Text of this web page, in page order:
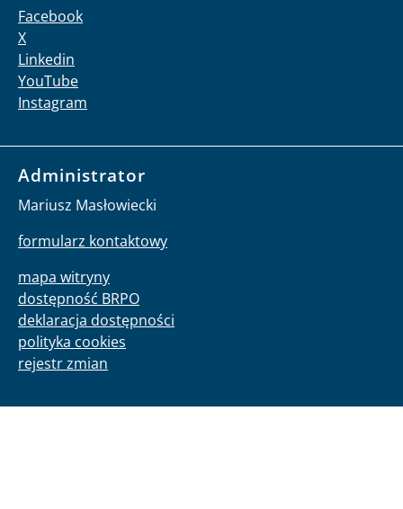
Facebook
X
Linkedin
YouTube
Instagram
Administrator
Mariusz Masłowiecki
formularz kontaktowy
mapa witryny
dostępność BRPO
deklaracja dostępności
polityka cookies
rejestr zmian